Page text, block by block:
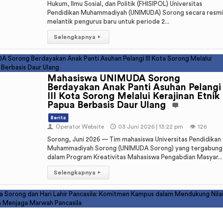
Hukum, Ilmu Sosial, dan Politik (FHISIPOL) Universitas
Pendidikan Muhammadiyah (UNIMUDA) Sorong secara resmi
melantik pengurus baru untuk periode 2...
Selengkapnya ▸
Mahasiswa UNIMUDA Sorong
Berdayakan Anak Panti Asuhan Pelangi
III Kota Sorong Melalui Kerajinan Etnik
Papua Berbasis Daur Ulang
Berita
👤 Operator Website 🕔 03 Juni 2026 | 13:22 pm 👁️ 126
Sorong, Juni 2026 — Tim mahasiswa Universitas Pendidikan
Muhammadiyah Sorong (UNIMUDA Sorong) yang tergabung
dalam Program Kreativitas Mahasiswa Pengabdian Masyar...
Selengkapnya ▸